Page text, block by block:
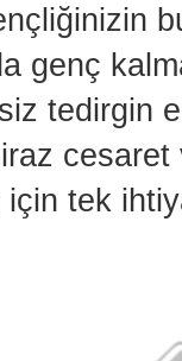
genç
siz
tek